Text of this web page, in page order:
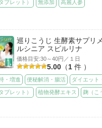
ブレット） 無添加 高麗人参
巡りこうじ 生酵素サプリ
ルシニア スピルリナ
価格目安:30～40円／１日
5.00（1件 ）
・増進 便秘解消・腸活 ダイエット
ブレット） 植物発酵エキス 麹（こ